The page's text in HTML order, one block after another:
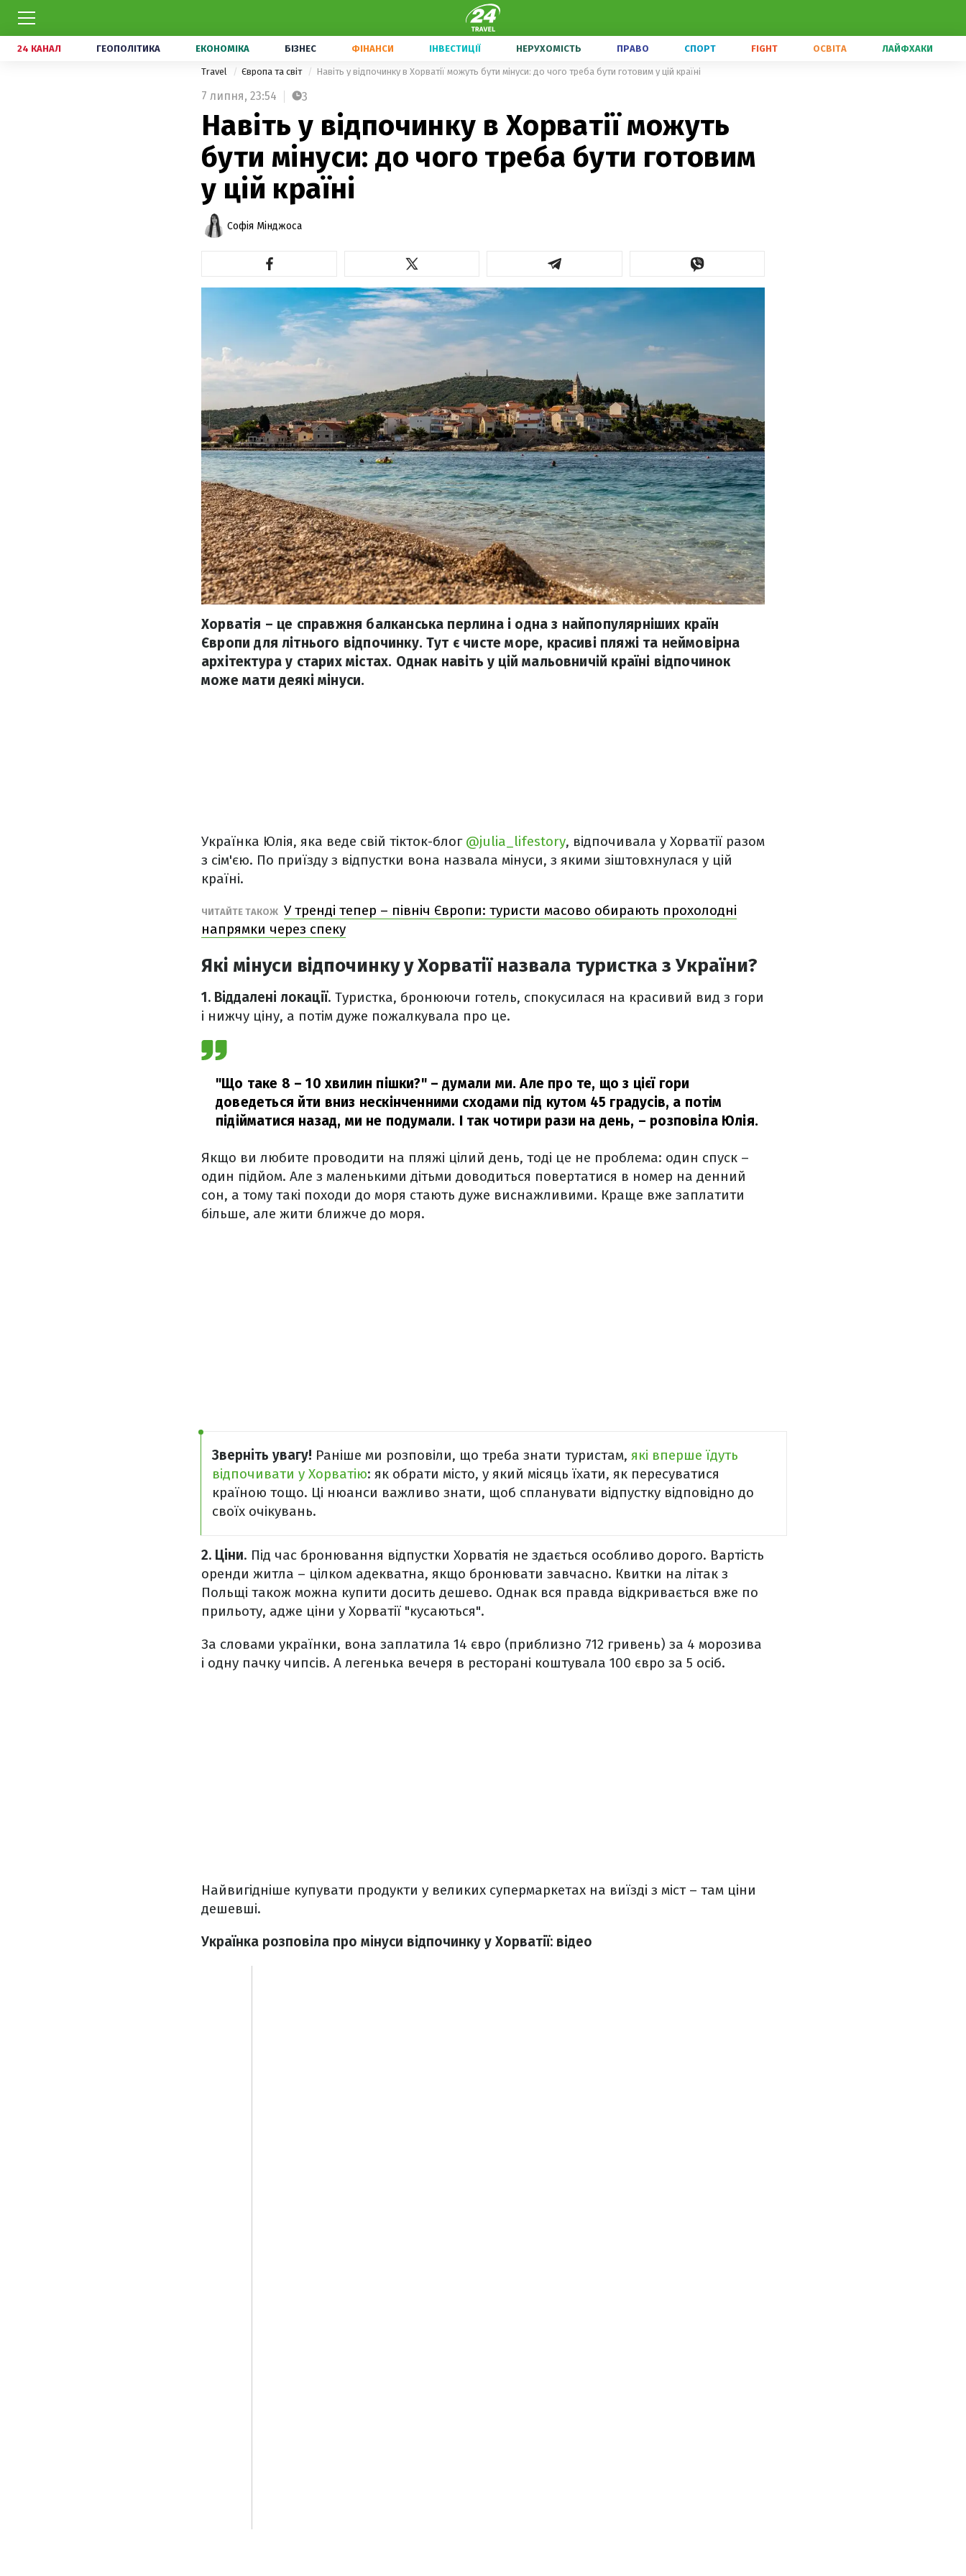
24 КАНАЛ ГЕОПОЛІТИКА ЕКОНОМІКА БІЗНЕС ФІНАНСИ ІНВЕСТИЦІЇ НЕРУХОМІСТЬ ПРАВО СПОРТ FIGHT ОСВІТА ЛАЙФХАКИ
Travel Європа та світ Навіть у відпочинку в Хорватії можуть бути мінуси: до чого треба бути готовим у цій країні
7 липня, 23:54 3
Навіть у відпочинку в Хорватії можуть
бути мінуси: до чого треба бути готовим
у цій країні
Софія Мінджоса
Хорватія – це справжня балканська перлина і одна з найпопулярніших країн
Європи для літнього відпочинку. Тут є чисте море, красиві пляжі та неймовірна
архітектура у старих містах. Однак навіть у цій мальовничій країні відпочинок
може мати деякі мінуси.
Українка Юлія, яка веде свій тікток-блог @julia_lifestory, відпочивала у Хорватії разом
з сім'єю. По приїзду з відпустки вона назвала мінуси, з якими зіштовхнулася у цій
країні.
ЧИТАЙТЕ ТАКОЖ У тренді тепер – північ Європи: туристи масово обирають прохолодні
напрямки через спеку
Які мінуси відпочинку у Хорватії назвала туристка з України?
1. Віддалені локації. Туристка, бронюючи готель, спокусилася на красивий вид з гори
і нижчу ціну, а потім дуже пожалкувала про це.
"Що таке 8 – 10 хвилин пішки?" – думали ми. Але про те, що з цієї гори
доведеться йти вниз нескінченними сходами під кутом 45 градусів, а потім
підійматися назад, ми не подумали. І так чотири рази на день, – розповіла Юлія.
Якщо ви любите проводити на пляжі цілий день, тоді це не проблема: один спуск –
один підйом. Але з маленькими дітьми доводиться повертатися в номер на денний
сон, а тому такі походи до моря стають дуже виснажливими. Краще вже заплатити
більше, але жити ближче до моря.
Зверніть увагу! Раніше ми розповіли, що треба знати туристам, які вперше їдуть
відпочивати у Хорватію: як обрати місто, у який місяць їхати, як пересуватися
країною тощо. Ці нюанси важливо знати, щоб спланувати відпустку відповідно до
своїх очікувань.
2. Ціни. Під час бронювання відпустки Хорватія не здається особливо дорого. Вартість
оренди житла – цілком адекватна, якщо бронювати завчасно. Квитки на літак з
Польщі також можна купити досить дешево. Однак вся правда відкривається вже по
прильоту, адже ціни у Хорватії "кусаються".
За словами українки, вона заплатила 14 євро (приблизно 712 гривень) за 4 морозива
і одну пачку чипсів. А легенька вечеря в ресторані коштувала 100 євро за 5 осіб.
Найвигідніше купувати продукти у великих супермаркетах на виїзді з міст – там ціни
дешевші.
Українка розповіла про мінуси відпочинку у Хорватії: відео